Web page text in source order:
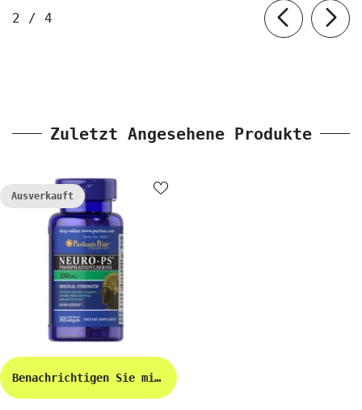
2 / von
4
Zuletzt Angesehene Produkte
Ausverkauft
Benachrichtigen Sie mich